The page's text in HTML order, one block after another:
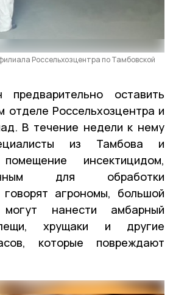
Россельхозцентра по Тамбовской
оставить
отделе Россельхозцентра и
В течение недели к нему
из Тамбова и
инсектицидом,
для обработки
агрономы, большой
нанести амбарный
хрущаки и другие
которые повреждают